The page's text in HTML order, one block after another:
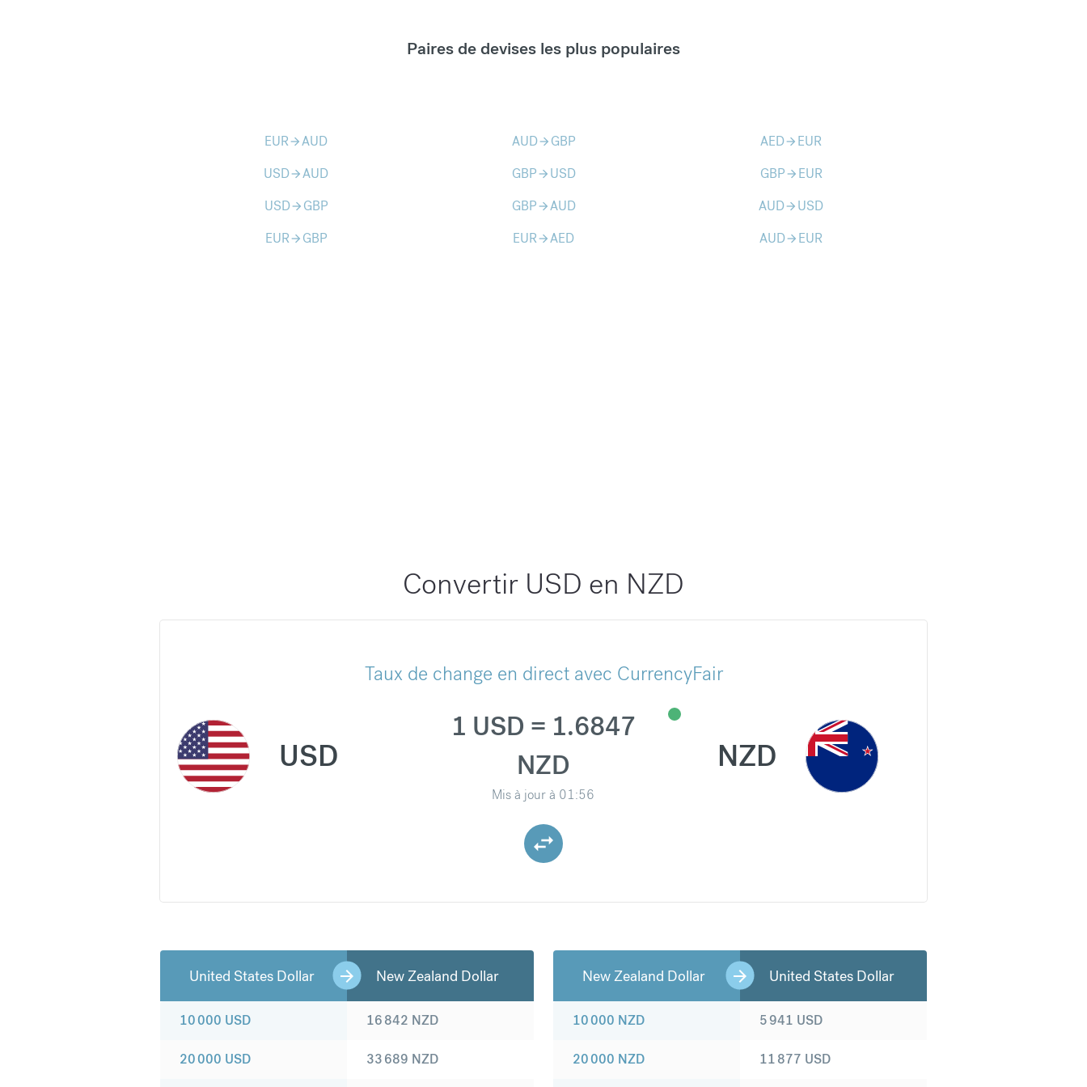
Paires de devises les plus populaires
EURarrow_forwardAUD AUDarrow_forward GBP AEDarrow_forward EUR
USDarrow_forwardAUD GBParrow_forward USD GBParrow_forward EUR
USDarrow_forward GBP GBParrow_forwardAUD AUDarrow_forward USD
EURarrow_forward GBP EURarrow_forwardAED AUDarrow_forward EUR
Convertir USD en NZD
Taux de change en direct avec CurrencyFair
USD
1 USD = 1.6847
NZD
Mis à jour à 01:56
NZD
United States Dollar New Zealand Dollar
10 000 USD
20 000 USD
16 842 NZD
33 689 NZD
New Zealand Dollar United States Dollar
10 000 NZD
20 000 NZD
5 941 USD
11 877 USD